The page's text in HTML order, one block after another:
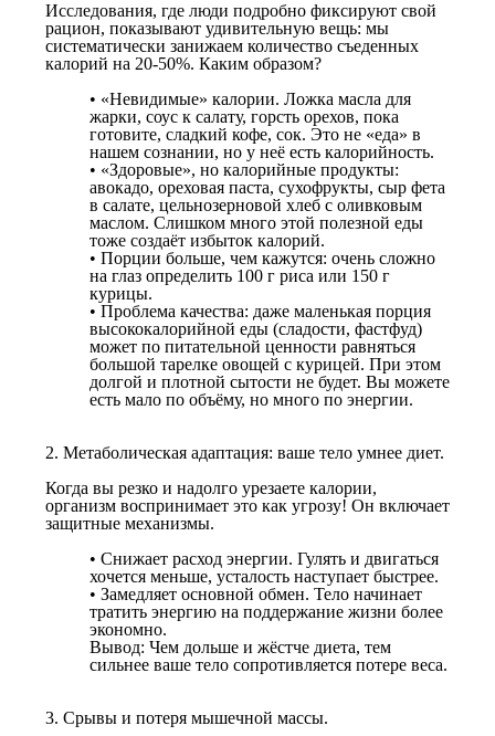
Исследования, где люди подробно фиксируют свой
рацион, показывают удивительную вещь: мы
систематически занижаем количество съеденных
калорий на 20-50%. Каким образом?
• «Невидимые» калории. Ложка масла для
жарки, соус к салату, горсть орехов, пока
готовите, сладкий кофе, сок. Это не «еда» в
нашем сознании, но у неё есть калорийность.
• «Здоровые», но калорийные продукты:
авокадо, ореховая паста, сухофрукты, сыр фета
в салате, цельнозерновой хлеб с оливковым
маслом. Слишком много этой полезной еды
тоже создаёт избыток калорий.
• Порции больше, чем кажутся: очень сложно
на глаз определить 100 г риса или 150 г
курицы.
• Проблема качества: даже маленькая порция
высококалорийной еды (сладости, фастфуд)
может по питательной ценности равняться
большой тарелке овощей с курицей. При этом
долгой и плотной сытости не будет. Вы можете
есть мало по объёму, но много по энергии.
2. Метаболическая адаптация: ваше тело умнее диет.
Когда вы резко и надолго урезаете калории,
организм воспринимает это как угрозу! Он включает
защитные механизмы.
• Снижает расход энергии. Гулять и двигаться
хочется меньше, усталость наступает быстрее.
• Замедляет основной обмен. Тело начинает
тратить энергию на поддержание жизни более
экономно.
Вывод: Чем дольше и жёстче диета, тем
сильнее ваше тело сопротивляется потере веса.
3. Срывы и потеря мышечной массы.